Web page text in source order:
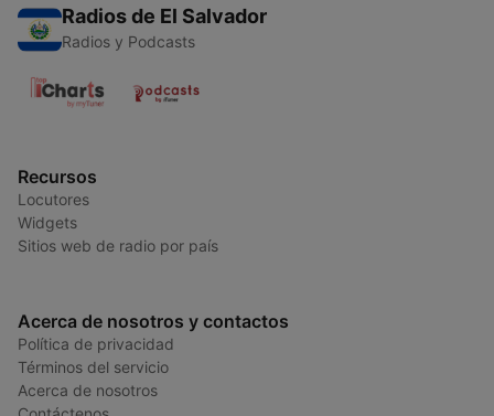
Radios de El Salvador
Radios y Podcasts
Recursos
Locutores
Widgets
Sitios web de radio por país
Acerca de nosotros y contactos
Política de privacidad
Términos del servicio
Acerca de nosotros